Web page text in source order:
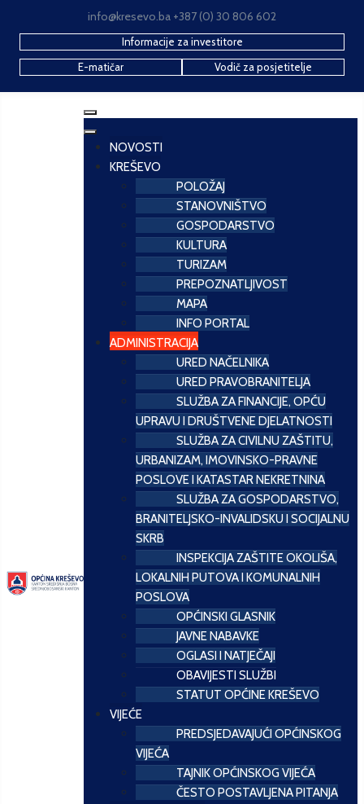
info@kresevo.ba +387 (0) 30 806 602
Informacije za investitore
E-matičar
Vodič za posjetitelje
NOVOSTI
KREŠEVO
POLOŽAJ
STANOVNIŠTVO
GOSPODARSTVO
KULTURA
TURIZAM
PREPOZNATLJIVOST
MAPA
INFO PORTAL
ADMINISTRACIJA
URED NAČELNIKA
URED PRAVOBRANITELJA
SLUŽBA ZA FINANCIJE, OPĆU
UPRAVU I DRUŠTVENE DJELATNOSTI
SLUŽBA ZA CIVILNU ZAŠTITU,
URBANIZAM, IMOVINSKO-PRAVNE
POSLOVE I KATASTAR NEKRETNINA
SLUŽBA ZA GOSPODARSTVO,
BRANITELJSKO-INVALIDSKU I SOCIJALNU
SKRB
INSPEKCIJA ZAŠTITE OKOLIŠA,
LOKALNIH PUTOVA I KOMUNALNIH
POSLOVA
OPĆINSKI GLASNIK
JAVNE NABAVKE
OGLASI I NATJEČAJI
OBAVIJESTI SLUŽBI
STATUT OPĆINE KREŠEVO
VIJEĆE
PREDSJEDAVAJUĆI OPĆINSKOG
VIJEĆA
TAJNIK OPĆINSKOG VIJEĆA
ČESTO POSTAVLJENA PITANJA